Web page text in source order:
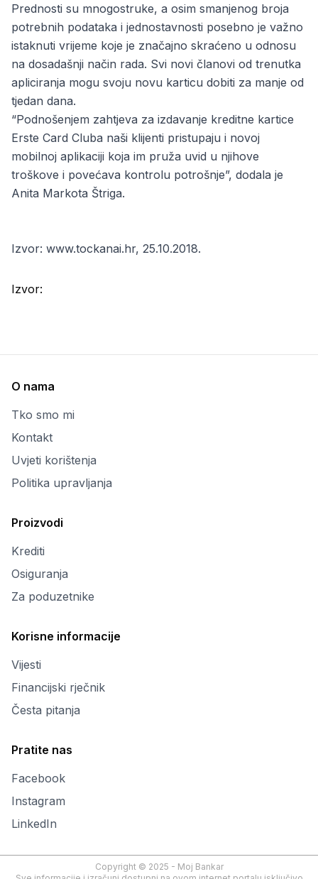
Prednosti su mnogostruke, a osim smanjenog broja
potrebnih podataka i jednostavnosti posebno je važno
istaknuti vrijeme koje je značajno skraćeno u odnosu
na dosadašnji način rada. Svi novi članovi od trenutka
apliciranja mogu svoju novu karticu dobiti za manje od
tjedan dana.
“Podnošenjem zahtjeva za izdavanje kreditne kartice
Erste Card Cluba naši klijenti pristupaju i novoj
mobilnoj aplikaciji koja im pruža uvid u njihove
troškove i povećava kontrolu potrošnje”, dodala je
Anita Markota Štriga.
Izvor: www.tockanai.hr, 25.10.2018.
Izvor:
O nama
Tko smo mi
Kontakt
Uvjeti korištenja
Politika upravljanja
Proizvodi
Krediti
Osiguranja
Za poduzetnike
Korisne informacije
Vijesti
Financijski rječnik
Česta pitanja
Pratite nas
Facebook
Instagram
LinkedIn
Copyright © 2025 - Moj Bankar